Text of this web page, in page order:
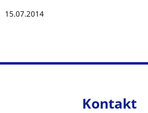
15.07.2014
Kontakt